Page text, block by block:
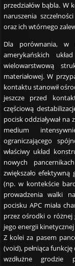
przedziałów bąbla. W
naruszenia
oraz ich wtórnego
Dla porównania, w
amerykańskich
wielowarstwową
materiałowej. W
kontaktu stanowił
jeszcze przed
częściową
pocisk oddziaływał
medium
ograniczającego
właściwy układ
nowych
zwiększało
(np. w kontekście
prowadzenia walki
pocisku APC miała
przez ośrodki o różnej
jego energii
Z kolei za pasem
(void), pełniąca
wzdłużne grodzie